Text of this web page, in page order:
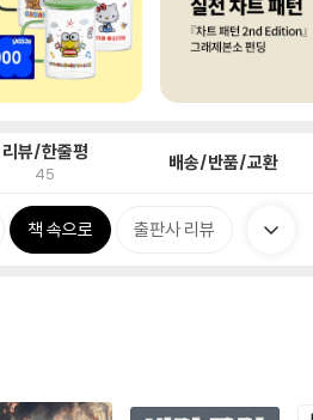
리뷰/한줄평
45 배송/반품/교환
책 속으로 출판사 리뷰